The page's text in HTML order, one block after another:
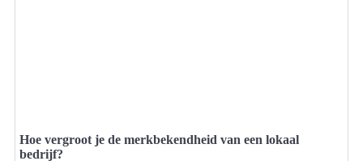
Hoe vergroot je de merkbekendheid van een lokaal
bedrijf?